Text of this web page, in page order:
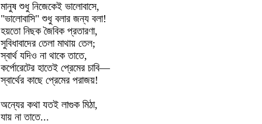
মানুষ শুধু নিজেকেই ভালোবাসে,
"ভালোবাসি" শুধু বলার জন্য বলা!
হয়তো নিছক জৈবিক প্রতারণা,
সুবিধাবাদের তেলা মাথায় তেল;
স্বার্থ যদিও না থাকে তাতে,
কর্পোরেটের হাতেই প্রেমের চাবি—
স্বার্থের কাছে প্রেমের পরাজয়!
অন্যের কথা যতই লাগুক মিঠা,
যায় না তাতে...